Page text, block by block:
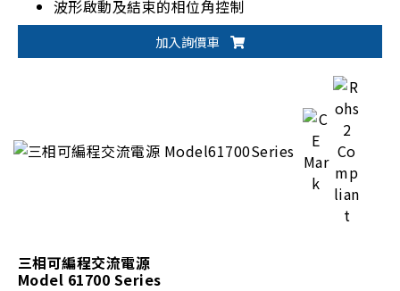
波形啟動及結束的相位角控制
加入詢價車
三相可編程交流電源
Model 61700 Series